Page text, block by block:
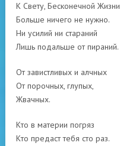
К Свету, Бесконечной Жизни
Больше ничего не нужно.
Ни усилий ни стараний
Лишь подальше от пираний.
От завистливых и алчных
От порочных, глупых,
Жвачных.
Кто в материи погряз
Кто предаст тебя сто раз.